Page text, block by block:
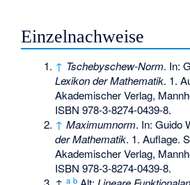
Einzelnachweise
↑ Tschebyschew-Norm. In:
Lexikon der Mathematik. 1.
Akademischer Verlag,
ISBN 978-3-8274-0439-8.
↑ Maximumnorm. In: Guido
der Mathematik. 1. Auflage.
Akademischer Verlag,
ISBN 978-3-8274-0439-8.
a b